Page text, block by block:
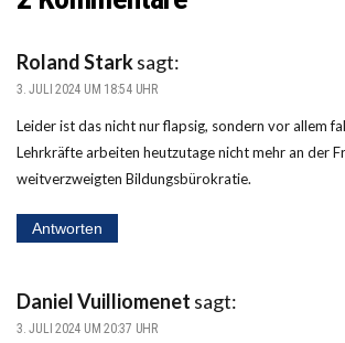
Roland Starksagt:
3. JULI 2024 UM 18:54 UHR
Leider ist das nicht nur flapsig, sondern vor allem
Lehrkräfte arbeiten heutzutage nicht mehr an der
weitverzweigten Bildungsbürokratie.
Antworten
Daniel Vuilliomenet sagt:
3. JULI 2024 UM 20:37 UHR